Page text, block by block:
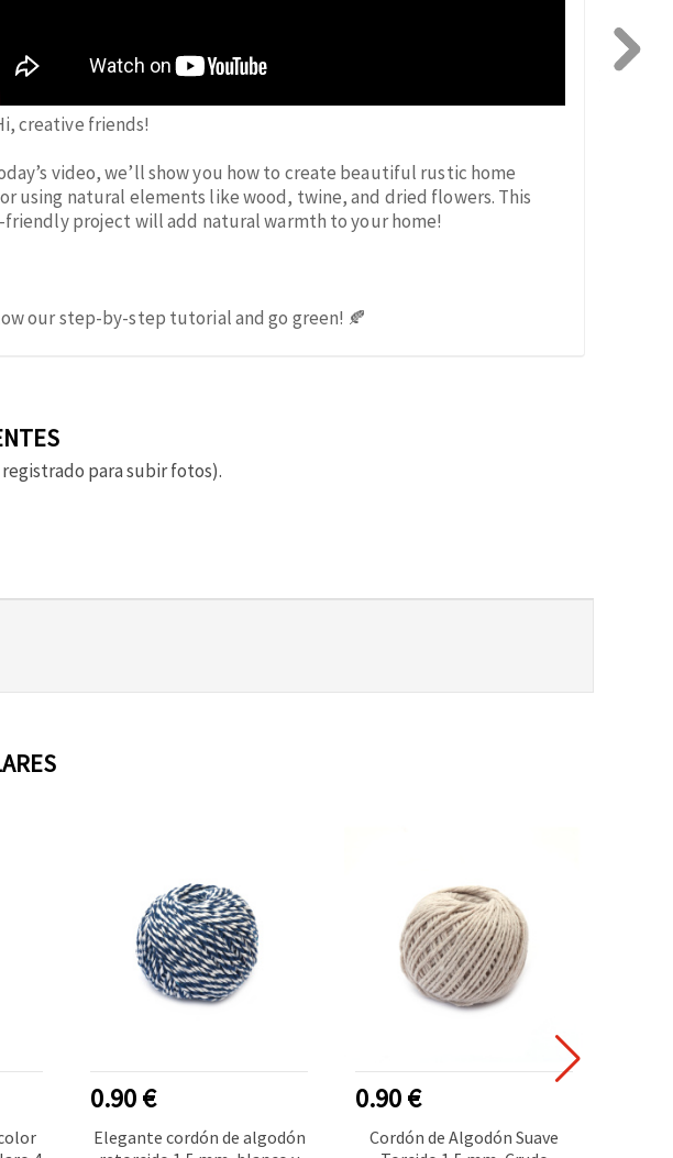
creative friends!
video, we’ll show you how to create beautiful rustic home
using natural elements like wood, twine, and dried flowers. This
friendly project will add natural warmth to your home!
our step-by-step tutorial and go green! 🍂
para subir fotos).
0.90 €
Elegante cordón de algodón
0.90 €
Cordón de Algodón Suave